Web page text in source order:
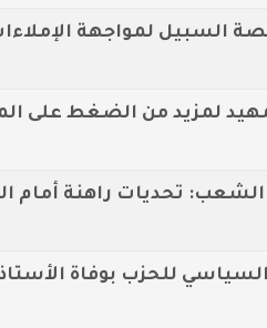
السبيل لمواجهة
لمزيد من الضغط على
تحديات راهنة أمام
للحزب بوفاة